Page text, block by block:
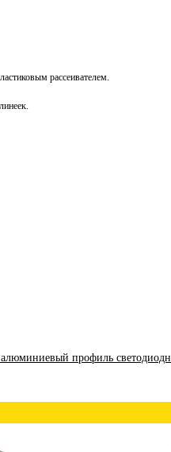
рассеивателем.
профиль